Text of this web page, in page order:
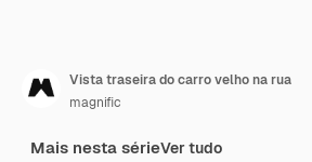
Vista traseira do carro velho na rua
magnific
Mais nesta sérieVer tudo